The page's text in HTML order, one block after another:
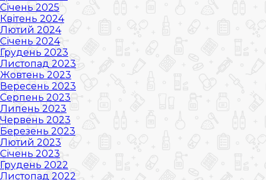
Січень 2025
Квітень 2024
Лютий 2024
Січень 2024
Грудень 2023
Листопад 2023
Жовтень 2023
Вересень 2023
Серпень 2023
Липень 2023
Червень 2023
Березень 2023
Лютий 2023
Січень 2023
Грудень 2022
Листопад 2022